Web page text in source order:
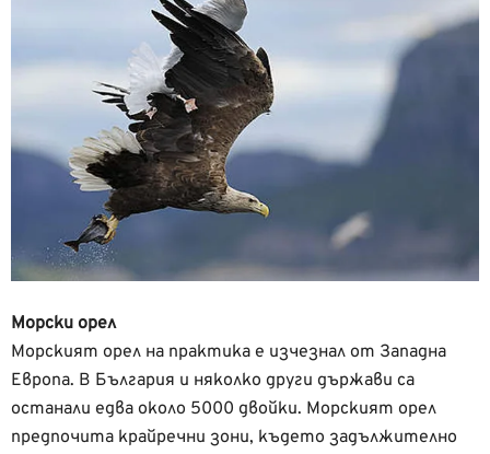
Морски орел
Морският орел на практика е изчезнал от Западна
Европа. В България и няколко други държави са
останали едва около 5000 двойки. Морският орел
предпочита крайречни зони, където задължително